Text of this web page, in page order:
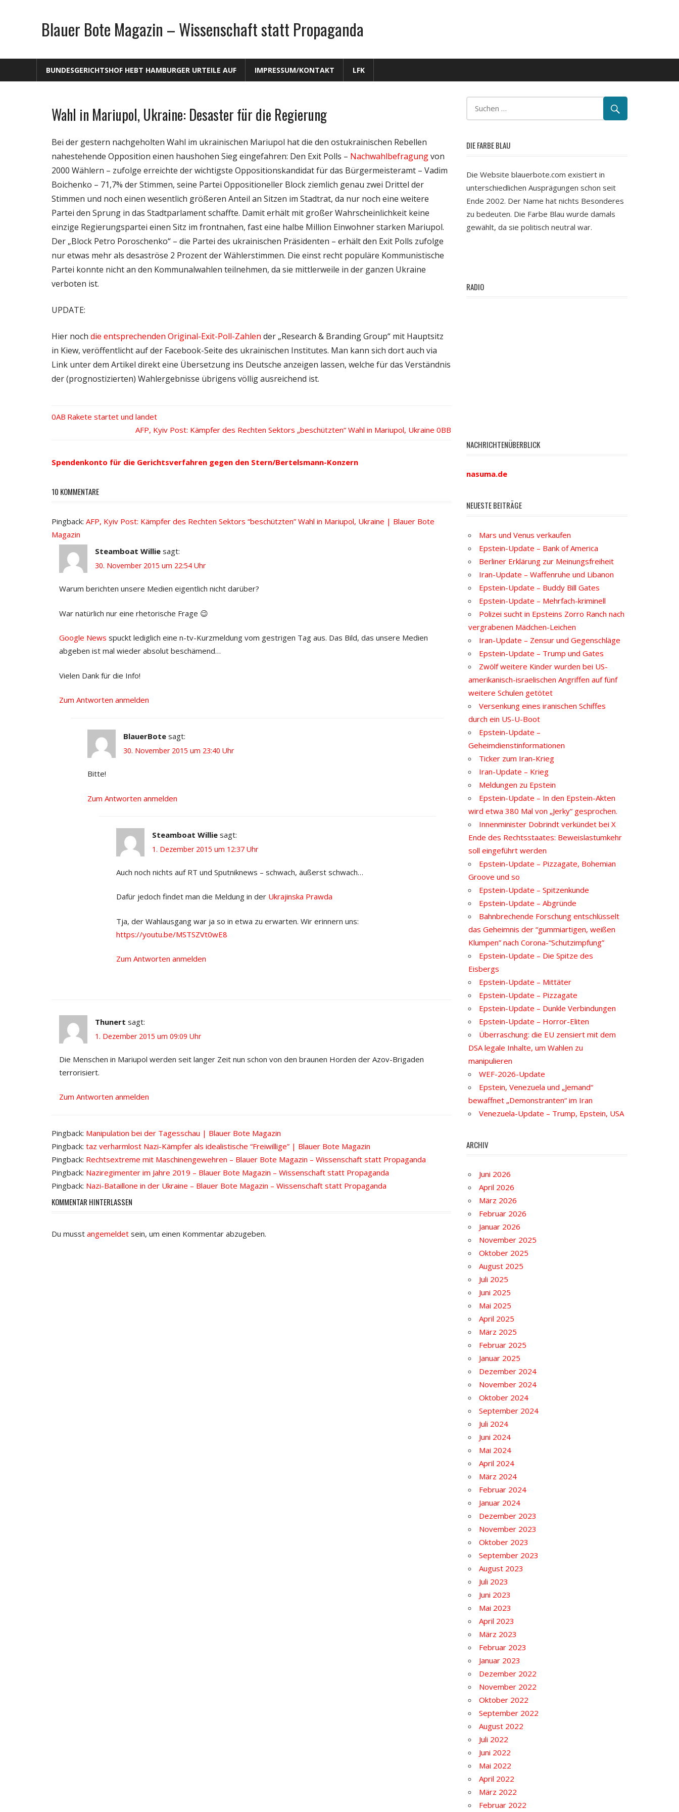
Blauer Bote Magazin – Wissenschaft statt Propaganda
BUNDESGERICHTSHOF HEBT HAMBURGER URTEILE AUF IMPRESSUM/KONTAKT LFK
Gesellschaft
Wissenschaft
Wahl in Mariupol, Ukraine: Desaster für die Regierung
Bei der gestern nachgeholten Wahl im ukrainischen Mariupol hat die den ostukrainischen Rebellen
nahestehende Opposition einen haushohen Sieg eingefahren: Den Exit Polls – Nachwahlbefragungvon
2000 Wählern – zufolge erreichte der wichtigste Oppositionskandidat für das Bürgermeisteramt – Vadim
Boichenko – 71,7% der Stimmen, seine Partei Oppositioneller Block ziemlich genau zwei Drittel der
Stimmen und noch einen wesentlich größeren Anteil an Sitzen im Stadtrat, da nur noch eine weitere
Partei den Sprung in das Stadtparlament schaffte. Damit erhält mit großer Wahrscheinlichkeit keine
einzige Regierungspartei einen Sitz im frontnahen, fast eine halbe Million Einwohner starken Mariupol.
Der „Block Petro Poroschenko“ – die Partei des ukrainischen Präsidenten – erhält den Exit Polls zufolge
nur etwas mehr als desaströse 2 Prozent der Wählerstimmen. Die einst recht populäre Kommunistische
Partei konnte nicht an den Kommunalwahlen teilnehmen, da sie mittlerweile in der ganzen Ukraine
verboten ist.
UPDATE:
Hier noch die entsprechenden Original-Exit-Poll-Zahlen der „Research & Branding Group“ mit Hauptsitz
in Kiew, veröffentlicht auf der Facebook-Seite des ukrainischen Institutes. Man kann sich dort auch via
Link unter dem Artikel direkt eine Übersetzung ins Deutsche anzeigen lassen, welche für das Verständnis
der (prognostizierten) Wahlergebnisse übrigens völlig ausreichend ist.
Vorheriger
Rakete startet und landet
Nächster
AFP, Kyiv Post: Kämpfer des Rechten Sektors „beschützten“ Wahl in Mariupol, Ukraine
Spendenkonto für die Gerichtsverfahren gegen den Stern/Bertelsmann-Konzern
10 KOMMENTARE
Pingback: AFP, Kyiv Post: Kämpfer des Rechten Sektors “beschützten” Wahl in Mariupol, Ukraine | Blauer Bote
Magazin
Steamboat Willie sagt:
30. November 2015 um 22:54 Uhr
Warum berichten unsere Medien eigentlich nicht darüber?
War natürlich nur eine rhetorische Frage 😉
Google News spuckt lediglich eine n-tv-Kurzmeldung vom gestrigen Tag aus. Das Bild, das unsere Medien
abgeben ist mal wieder absolut beschämend…
Vielen Dank für die Info!
Zum Antworten anmelden
BlauerBote sagt:
30. November 2015 um 23:40 Uhr
Bitte!
Zum Antworten anmelden
Steamboat Willie sagt:
1. Dezember 2015 um 12:37 Uhr
Auch noch nichts auf RT und Sputniknews – schwach, äußerst schwach…
Dafür jedoch findet man die Meldung in der Ukrajinska Prawda
Tja, der Wahlausgang war ja so in etwa zu erwarten. Wir erinnern uns:
https://youtu.be/MSTSZVt0wE8
Zum Antworten anmelden
Thunert sagt:
1. Dezember 2015 um 09:09 Uhr
Die Menschen in Mariupol werden seit langer Zeit nun schon von den braunen Horden der Azov-Brigaden
terrorisiert.
Zum Antworten anmelden
Pingback: Manipulation bei der Tagesschau | Blauer Bote Magazin
Pingback: taz verharmlost Nazi-Kämpfer als idealistische “Freiwillige” | Blauer Bote Magazin
Pingback: Rechtsextreme mit Maschinengewehren – Blauer Bote Magazin – Wissenschaft statt Propaganda
Pingback: Naziregimenter im Jahre 2019 – Blauer Bote Magazin – Wissenschaft statt Propaganda
Pingback: Nazi-Bataillone in der Ukraine – Blauer Bote Magazin – Wissenschaft statt Propaganda
KOMMENTAR HINTERLASSEN
Du musst angemeldet sein, um einen Kommentar abzugeben.
DIE FARBE BLAU
Die Website blauerbote.com existiert in
unterschiedlichen Ausprägungen schon seit
Ende 2002. Der Name hat nichts Besonderes
zu bedeuten. Die Farbe Blau wurde damals
gewählt, da sie politisch neutral war.
RADIO
NACHRICHTENÜBERBLICK
nasuma.de
NEUESTE BEITRÄGE
Mars und Venus verkaufen
Epstein-Update – Bank of America
Berliner Erklärung zur Meinungsfreiheit
Iran-Update – Waffenruhe und Libanon
Epstein-Update – Buddy Bill Gates
Epstein-Update – Mehrfach-kriminell
Polizei sucht in Epsteins Zorro Ranch nach
vergrabenen Mädchen-Leichen
Iran-Update – Zensur und Gegenschläge
Epstein-Update – Trump und Gates
Zwölf weitere Kinder wurden bei US-
amerikanisch-israelischen Angriffen auf fünf
weitere Schulen getötet
Versenkung eines iranischen Schiffes
durch ein US-U-Boot
Epstein-Update –
Geheimdienstinformationen
Ticker zum Iran-Krieg
Iran-Update – Krieg
Meldungen zu Epstein
Epstein-Update – In den Epstein-Akten
wird etwa 380 Mal von „Jerky“ gesprochen.
Innenminister Dobrindt verkündet bei X
Ende des Rechtsstaates: Beweislastumkehr
soll eingeführt werden
Epstein-Update – Pizzagate, Bohemian
Groove und so
Epstein-Update – Spitzenkunde
Epstein-Update – Abgründe
Bahnbrechende Forschung entschlüsselt
das Geheimnis der “gummiartigen, weißen
Klumpen” nach Corona-“Schutzimpfung”
Epstein-Update – Die Spitze des
Eisbergs
Epstein-Update – Mittäter
Epstein-Update – Pizzagate
Epstein-Update – Dunkle Verbindungen
Epstein-Update – Horror-Eliten
Überraschung: die EU zensiert mit dem
DSA legale Inhalte, um Wahlen zu
manipulieren
WEF-2026-Update
Epstein, Venezuela und „Jemand“
bewaffnet „Demonstranten“ im Iran
Venezuela-Update – Trump, Epstein, USA
ARCHIV
Juni 2026
April 2026
März 2026
Februar 2026
Januar 2026
November 2025
Oktober 2025
August 2025
Juli 2025
Juni 2025
Mai 2025
April 2025
März 2025
Februar 2025
Januar 2025
Dezember 2024
November 2024
Oktober 2024
September 2024
Juli 2024
Juni 2024
Mai 2024
April 2024
März 2024
Februar 2024
Januar 2024
Dezember 2023
November 2023
Oktober 2023
September 2023
August 2023
Juli 2023
Juni 2023
Mai 2023
April 2023
März 2023
Februar 2023
Januar 2023
Dezember 2022
November 2022
Oktober 2022
September 2022
August 2022
Juli 2022
Juni 2022
Mai 2022
April 2022
März 2022
Februar 2022